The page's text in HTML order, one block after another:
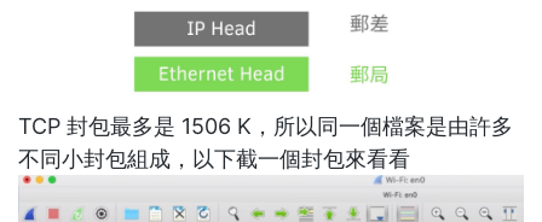
TCP 封包最多是 1506 K，所以同一個檔案是由許多
不同小封包組成，以下截一個封包來看看